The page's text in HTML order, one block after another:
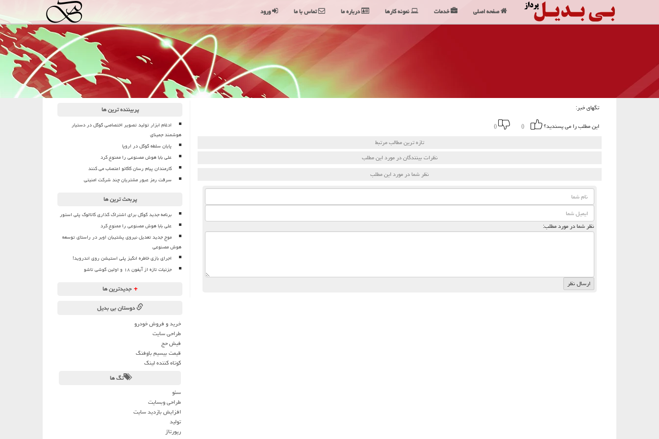
تگهای خبر:
این مطلب را می پسندید؟
()
()
تازه ترین مطالب مرتبط
نظرات بینندگان در مورد این مطلب
نظر شما در مورد این مطلب
نظر شما در مورد مطلب:
پربیننده ترین ها
ادغام ابزار تولید تصویر اختصاصی گوگل در دستیار
هوشمند جمینای
پایان سلطه گوگل در اروپا
علی بابا هوش مصنوعی را ممنوع کرد
کارمندان پیام رسان کاکائو اعتصاب می کنند
سرقت رمز عبور مشتریان چند شرکت امنیتی
پربحث ترین ها
برنامه جدید گوگل برای اشتراک گذاری کاتالوگ پلی استور
علی بابا هوش مصنوعی را ممنوع کرد
موج جدید تعدیل نیروی پشتیبان اوبر در راستای توسعه
هوش مصنوعی
اجرای بازی خاطره انگیز پلی استیشن روی اندروید!
جزئیات تازه از آیفون ۱۸ و اولین گوشی تاشو
+ جدیدترین ها
دوستان بی بدیل
خرید و فروش خودرو
طراحی سایت
فیش حج
قیمت بیسیم باوفنگ
کوتاه کننده لینک
تگ ها
سئو
طراحی وبسایت
افزایش بازدید سایت
تولید
رپورتاژ
صفحه اصلی خدمات نمونه کارها درباره ما تماس با ما ورود